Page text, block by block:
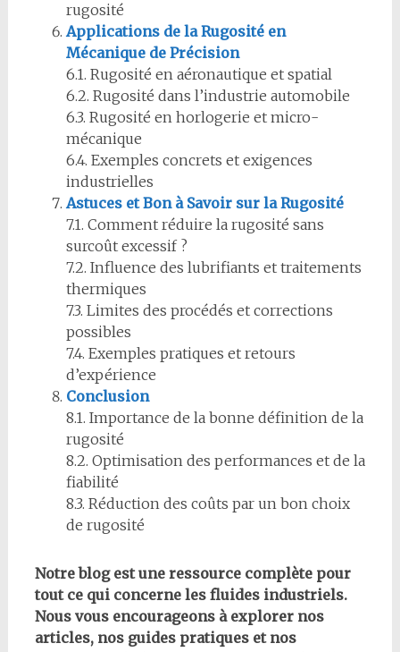
rugosité
Applications de la Rugosité en
Mécanique de Précision
6.1. Rugosité en aéronautique et spatial
6.2. Rugosité dans l’industrie automobile
6.3. Rugosité en horlogerie et micro-
mécanique
6.4. Exemples concrets et exigences
industrielles
Astuces et Bon à Savoir sur la Rugosité
7.1. Comment réduire la rugosité sans
surcoût excessif ?
7.2. Influence des lubrifiants et traitements
thermiques
7.3. Limites des procédés et corrections
possibles
7.4. Exemples pratiques et retours
d’expérience
Conclusion
8.1. Importance de la bonne définition de la
rugosité
8.2. Optimisation des performances et de la
fiabilité
8.3. Réduction des coûts par un bon choix
de rugosité
Notre blog est une ressource complète pour
tout ce qui concerne les fluides industriels.
Nous vous encourageons à explorer nos
articles, nos guides pratiques et nos